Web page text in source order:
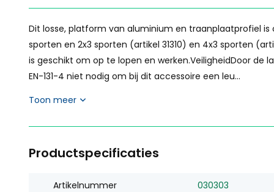
Dit losse, platform van aluminium en traanplaatprofiel
sporten en 2x3 sporten (artikel 31310) en 4x3 sporten
is geschikt om op te lopen en werken.VeiligheidDoor de
EN-131-4 niet nodig om bij dit accessoire een leu...
Toon meer
Productspecificaties
Artikelnummer 030303